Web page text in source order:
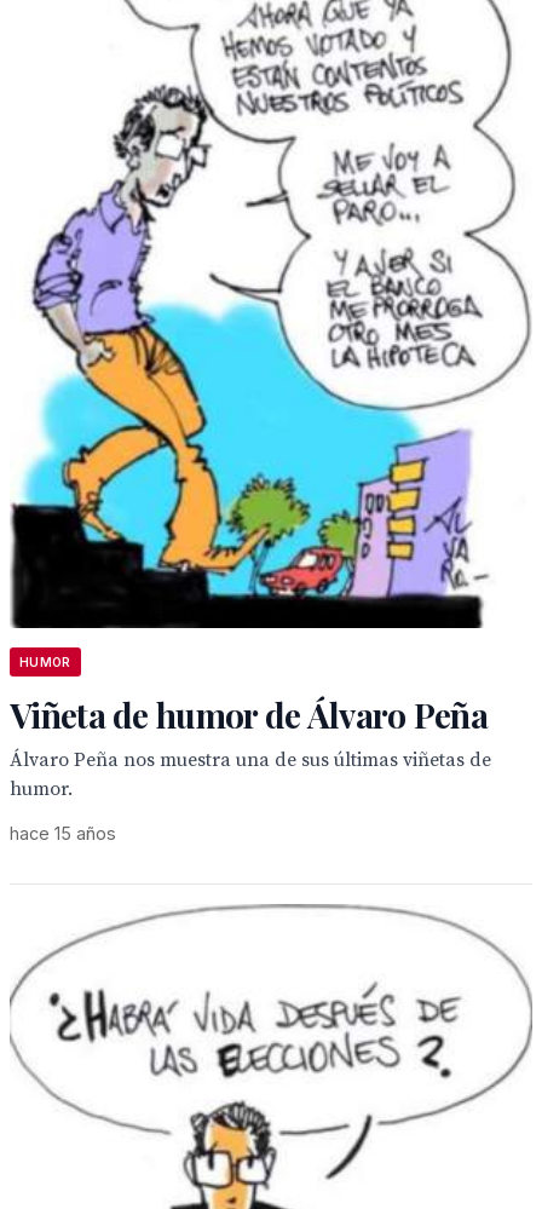
HUMOR
Viñeta de humor de Álvaro Peña
Álvaro Peña nos muestra una de sus últimas viñetas de
humor.
hace 15 años